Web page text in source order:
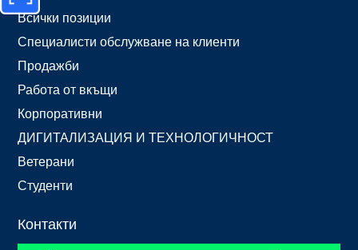
Всички позиции
Специалисти обслужване на клиенти
Продажби
Работа от вкъщи
Корпоративни
ДИГИТАЛИЗАЦИЯ И ТЕХНОЛОГИЧНОСТ
Ветерани
Студенти
Контакти